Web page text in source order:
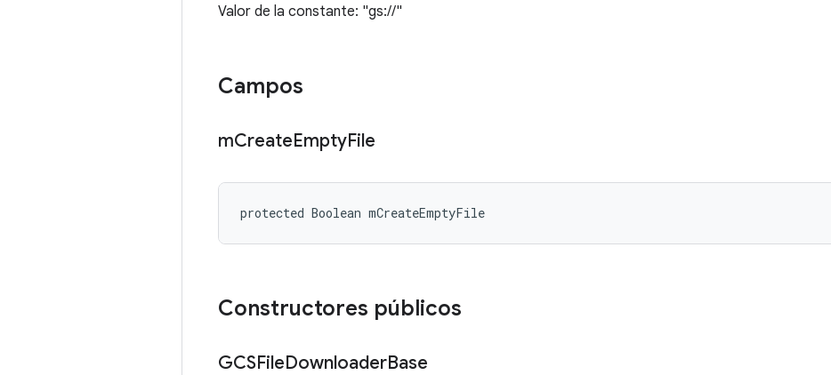
Valor de la constante: "gs://"
Campos
mCreateEmptyFile
protected Boolean mCreateEmptyFile
Constructores públicos
GCSFileDownloaderBase